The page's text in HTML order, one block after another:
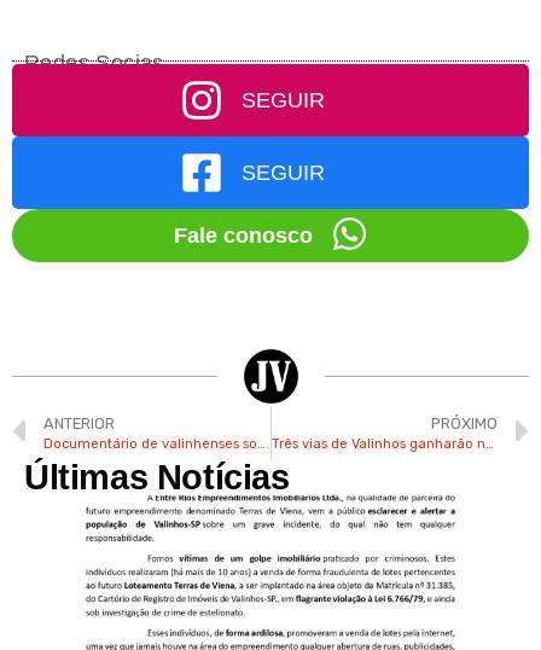
Redes Socias
SEGUIR
SEGUIR
Fale conosco
ANTERIOR
Documentário de valinhenses sobre imigração italiana vai para festival em São Paulo
PRÓXIMO
Três vias de Valinhos ganharão novos radares, informa DER
Últimas Notícias